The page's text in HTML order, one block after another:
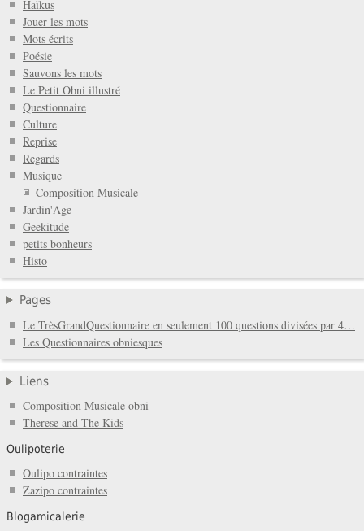
Haïkus
Jouer les mots
Mots écrits
Poésie
Sauvons les mots
Le Petit Obni illustré
Questionnaire
Culture
Reprise
Regards
Musique
Composition Musicale
Jardin'Age
Geekitude
petits bonheurs
Histo
Pages
Le TrèsGrandQuestionnaire en seulement 100 questions divisées par 4…
Les Questionnaires obniesques
Liens
Composition Musicale obni
Therese and The Kids
Oulipoterie
Oulipo contraintes
Zazipo contraintes
Blogamicalerie